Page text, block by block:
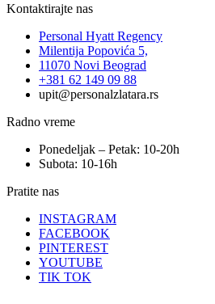
Kontaktirajte nas
Personal Hyatt Regency
Milentija Popovića 5,
11070 Novi Beograd
+381 62 149 09 88
upit@personalzlatara.rs
Radno vreme
Ponedeljak – Petak: 10-20h
Subota: 10-16h
Pratite nas
INSTAGRAM
FACEBOOK
PINTEREST
YOUTUBE
TIK TOK